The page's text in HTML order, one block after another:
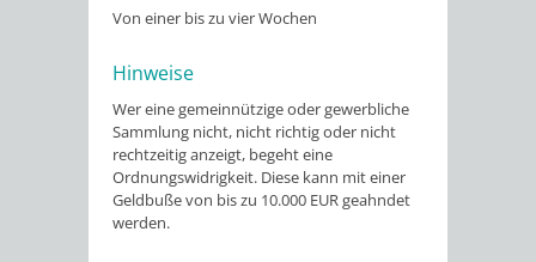
Von einer bis zu vier Wochen
Hinweise
Wer eine gemeinnützige oder gewerbliche
Sammlung nicht, nicht richtig oder nicht
rechtzeitig anzeigt, begeht eine
Ordnungswidrigkeit. Diese kann mit einer
Geldbuße von bis zu 10.000 EUR geahndet
werden.